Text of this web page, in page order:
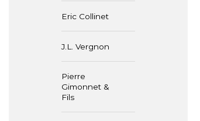
Eric Collinet
J.L. Vergnon
Pierre
Gimonnet &
Fils